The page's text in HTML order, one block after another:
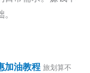
加油教程 旅划算不